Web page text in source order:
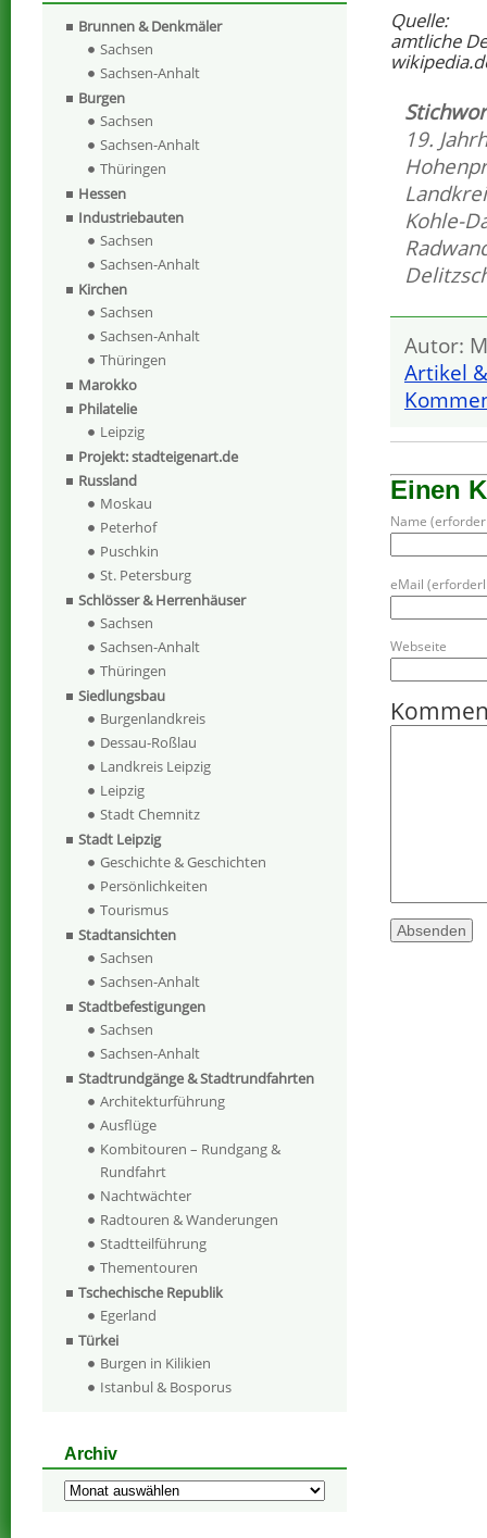
Quelle:
amtliche
19.
Kohle-
Autor:
Artikel
Einen
Name
eMail
Webseite
Brunnen & Denkmäler
Sachsen
Sachsen-Anhalt
Burgen
Sachsen
Sachsen-Anhalt
Thüringen
Hessen
Industriebauten
Sachsen
Sachsen-Anhalt
Kirchen
Sachsen
Sachsen-Anhalt
Thüringen
Marokko
Philatelie
Leipzig
Projekt: stadteigenart.de
Russland
Moskau
Peterhof
Puschkin
St. Petersburg
Schlösser & Herrenhäuser
Sachsen
Sachsen-Anhalt
Thüringen
Siedlungsbau
Burgenlandkreis
Dessau-Roßlau
Landkreis Leipzig
Leipzig
Stadt Chemnitz
Stadt Leipzig
Geschichte & Geschichten
Persönlichkeiten
Tourismus
Stadtansichten
Sachsen
Sachsen-Anhalt
Stadtbefestigungen
Sachsen
Sachsen-Anhalt
Stadtrundgänge & Stadtrundfahrten
Architekturführung
Ausflüge
Kombitouren – Rundgang &
Rundfahrt
Nachtwächter
Radtouren & Wanderungen
Stadtteilführung
Thementouren
Tschechische Republik
Egerland
Türkei
Burgen in Kilikien
Istanbul & Bosporus
Archiv
Archiv